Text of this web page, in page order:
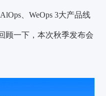
、WeOps 3大产品线
顾一下，本次秋季发布会